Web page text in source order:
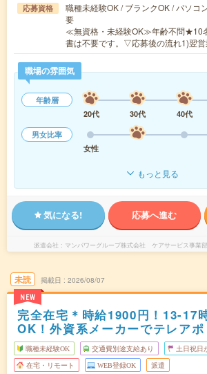
応募資格
職種未経験OK / ブランクOK / パソコ
要
≪無資格・未経験OK≫年齢不問★10
書は不要です。▽応募後の流れ1)翌
職場の雰囲気
年齢層
20代
30代 40代
男女比率
女性
もっと見る
気になる! 応募へ進む
派遣会社 マンパワーグループ株式会社 ケアサービス事業
未読
NEW
掲載日 2026/08/07
完全在宅＊時給1900円！13-17
OK！外資系メーカーでテレアポ
職種未経験OK 交通費別途支給あり 土日祝日
在宅・リモート WEB登録OK 派遣